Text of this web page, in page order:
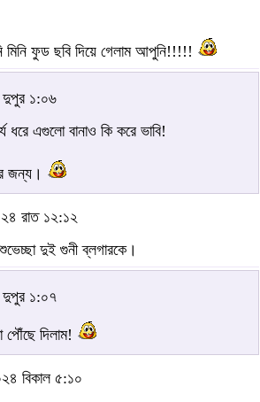
মিনি ফুড ছবি দিয়ে গেলাম আপুনি!!!!!
১:০৬
ধরে এগুলো বানাও কি করে ভাবি!
জন্য।
রাত ১২:১২
দুই গুনী ব্লগারকে।
১:০৭
পৌঁছে দিলাম!
বিকাল ৫:১০